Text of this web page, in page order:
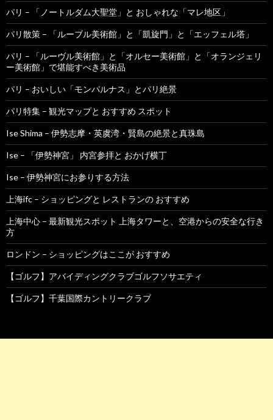
パリ – 「ノートルダム大聖堂」と おしゃれな「マレ地区」
パリ散策 – 「ルーブル美術館」と「凱旋門」と「エッフェル塔」
パリ – 「ルーヴル美術館」と「オルセー美術館」と「オランジェリ
ー美術館」で堪能すべき美術品
パリ – おいしい「モンパルナス」とパリ絶景
パリ特集 – 観光マップと おすすめ スポット
Ise Shima – 伊勢志摩・英虞湾・賢島の絶景と真珠島
Ise – 「伊勢神宮」 内宮参拝と おかげ横丁
Ise – 伊勢神宮にお参りする方法
上海ifc – ショッピングと レストランの おすすめ
上海中心 – 最新観光スポット 上海タワーと、空港からの安全な行き
方
ロンドン – ショッピングはここが おすすめ
【ゴルフ】アバイディングクラブゴルフソサエティ
【ゴルフ】千葉国際カントリークラブ